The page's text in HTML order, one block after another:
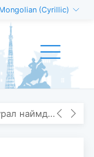
Mongolian (Cyrillic)